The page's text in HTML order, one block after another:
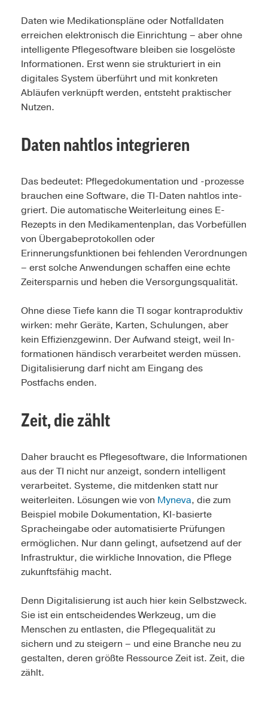
Daten wie Medikationspläne oder Notfalldaten
erreichen elektronisch die Einrichtung – aber ohne
intelligente Pflegesoftware bleiben sie losgelöste
Informationen. Erst wenn sie strukturiert in ein
digitales System überführt und mit konkreten
Abläufen verknüpft werden, entsteht praktischer
Nutzen.
Daten nahtlos integrieren
Das bedeutet: Pflegedokumentation und -prozesse
brauchen eine Software, die TI-Daten nahtlos inte­
griert. Die automatische Weiterleitung eines E-
Rezepts in den Medikamentenplan, das Vorbefüllen
von Übergabeprotokollen oder
Erinnerungsfunktionen bei fehlenden Verordnungen
– erst solche Anwendungen schaffen eine echte
Zeitersparnis und heben die Versorgungsqualität.
Ohne diese Tiefe kann die TI sogar kontraproduktiv
wirken: mehr Geräte, Karten, Schulungen, aber
kein Effizienzgewinn. Der Aufwand steigt, weil In­
formationen händisch verarbeitet werden müssen.
­Digitalisierung darf nicht am Eingang des
Postfachs enden.
Zeit, die zählt
Daher braucht es Pflegesoftware, die Informationen
aus der TI nicht nur anzeigt, sondern intelligent
verarbeitet. Systeme, die mitdenken statt nur
weiterleiten. Lösungen wie von Myneva, die zum
Beispiel mobile Dokumentation, KI-basierte
Spracheingabe oder automatisierte Prüfungen
ermöglichen. Nur dann gelingt, aufsetzend auf der
Infrastruktur, die wirkliche Innovation, die Pflege
zukunftsfähig macht.
Denn Digitalisierung ist auch hier kein Selbstzweck.
Sie ist ein entscheidendes Werkzeug, um die
Menschen zu entlasten, die Pflegequalität zu
sichern und zu steigern – und eine Branche neu zu
gestalten, deren größte Ressource Zeit ist. Zeit, die
zählt.